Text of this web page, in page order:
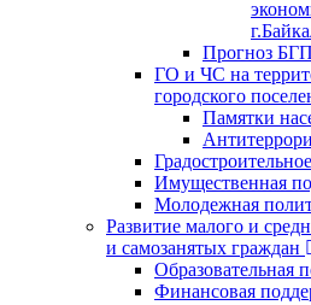
Прогноз БГП
ГО и ЧС на
городского
Памятки
Имущественная
Молодежная
Развитие малого и
и самозанятых граждан
Образовательная
Финансовая